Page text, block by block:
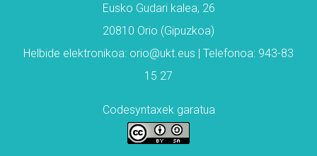
Eusko Gudari kalea, 26
20810 Orio (Gipuzkoa)
Helbide elektronikoa: orio@ukt.eus | Telefonoa: 943-83
15 27
Codesyntaxek garatua